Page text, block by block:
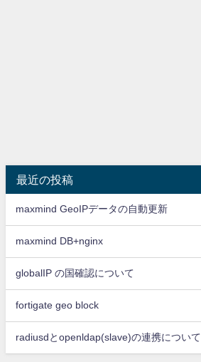
最近の投稿
maxmind GeoIPデータの自動更新
maxmind DB+nginx
globalIP の国確認について
fortigate geo block
radiusdとopenldap(slave)の連携について